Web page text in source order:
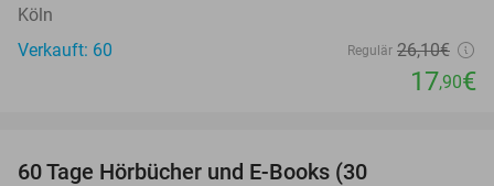
Köln
Verkauft: 60
Regulär 26,10€
17,90€
60 Tage Hörbücher und E-Books (30